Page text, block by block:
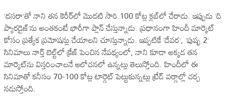
‘దసరా’తో నాని తన కెరీర్‌లో మొదటి సారి 100 కోట్ల క్లబ్‌లో చేరాడు. ఇప్పుడు ‘ది
ప్యారడైజ్‌’ను అంతకంటే భారీగా ప్లాన్‌ చేస్తున్నాడు. ప్రధానంగా హిందీ మార్కెట్‌
కోసం ప్రత్యేక ప్రమోషన్లు చేయాలని చూస్తున్నాడు. ఇప్పటికే ‘దేవర’, ‘పుష్ప 2’
సినిమాలు నార్త్ బెల్ట్‌లో క్రేజ్ పెంచిన నేపథ్యంలో, నాని కూడా అక్కడ తన
మార్కెట్‌ను విస్తరించాలనే ఆలోచనలో ఉన్నట్లు తెలుస్తోంది. హిందీలో ఈ
సినిమాతో కనీసం 70-100 కోట్ల టార్గెట్‌ పెట్టుకున్నట్లు ట్రేడ్‌ వర్గాల్లో చర్చ
నడుస్తోంది.